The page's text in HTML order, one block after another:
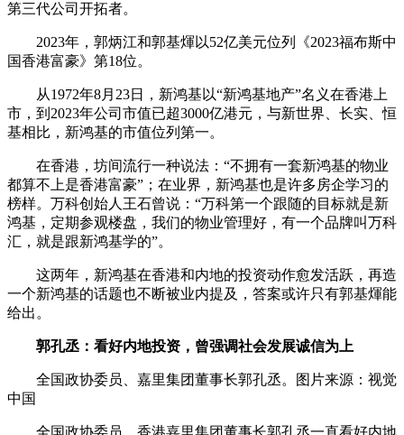
第三代公司开拓者。
2023年，郭炳江和郭基煇以52亿美元位列《2023福布斯中
国香港富豪》第18位。
从1972年8月23日，新鸿基以“新鸿基地产”名义在香港上
市，到2023年公司市值已超3000亿港元，与新世界、长实、恒
基相比，新鸿基的市值位列第一。
在香港，坊间流行一种说法：“不拥有一套新鸿基的物业
都算不上是香港富豪”；在业界，新鸿基也是许多房企学习的
榜样。万科创始人王石曾说：“万科第一个跟随的目标就是新
鸿基，定期参观楼盘，我们的物业管理好，有一个品牌叫万科
汇，就是跟新鸿基学的”。
这两年，新鸿基在香港和内地的投资动作愈发活跃，再造
一个新鸿基的话题也不断被业内提及，答案或许只有郭基煇能
给出。
郭孔丞：看好内地投资，曾强调社会发展诚信为上
全国政协委员、嘉里集团董事长郭孔丞。图片来源：视觉
中国
全国政协委员、香港嘉里集团董事长郭孔丞一直看好内地